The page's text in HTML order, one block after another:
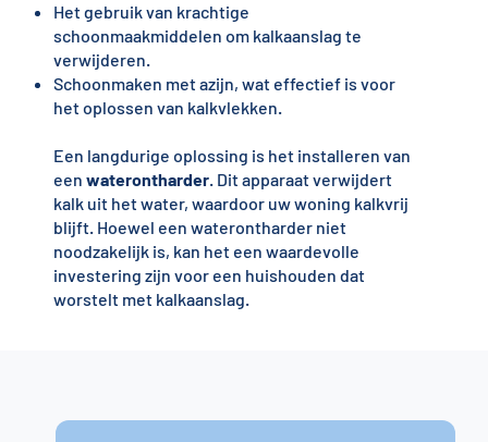
Het gebruik van krachtige
schoonmaakmiddelen om kalkaanslag te
verwijderen.
Schoonmaken met azijn, wat effectief is voor
het oplossen van kalkvlekken.
Een langdurige oplossing is het installeren van
een waterontharder. Dit apparaat verwijdert
kalk uit het water, waardoor uw woning kalkvrij
blijft. Hoewel een waterontharder niet
noodzakelijk is, kan het een waardevolle
investering zijn voor een huishouden dat
worstelt met kalkaanslag.